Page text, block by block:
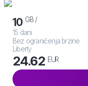
10 GB /
15 dani
Bez ograničenja brzine
Liberty
24.62 EUR